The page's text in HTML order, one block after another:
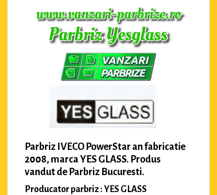
Parbriz IVECO PowerStar an fabricatie
2008, marca YES GLASS. Produs
vandut de Parbriz Bucuresti.
Producator parbriz : YES GLASS